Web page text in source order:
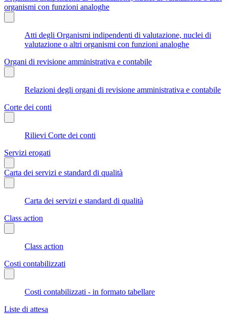
organismi con funzioni analoghe
Atti degli Organismi indipendenti di valutazione, nuclei di
valutazione o altri organismi con funzioni analoghe
Organi di revisione amministrativa e contabile
Relazioni degli organi di revisione amministrativa e contabile
Corte dei conti
Rilievi Corte dei conti
Servizi erogati
Carta dei servizi e standard di qualità
Carta dei servizi e standard di qualità
Class action
Class action
Costi contabilizzati
Costi contabilizzati - in formato tabellare
Liste di attesa